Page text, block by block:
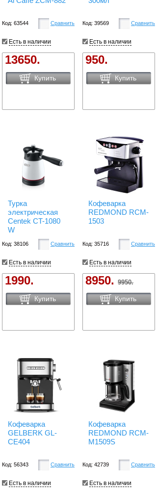
Код: 63544 Сравнить
Есть в наличии
13650.
Купить
Код: 39569 Сравнить
Есть в наличии
950.
Купить
Турка
электрическая
Centek CT-1080
W
Код: 38106 Сравнить
Есть в наличии
1990.
Купить
Кофеварка
REDMOND RCM-
1503
Код: 35716 Сравнить
Есть в наличии
8950. 9950.
Купить
Кофеварка
GELBERK GL-
CE404
Код: 56343 Сравнить
Есть в наличии
Кофеварка
REDMOND RCM-
M1509S
Код: 42739 Сравнить
Есть в наличии